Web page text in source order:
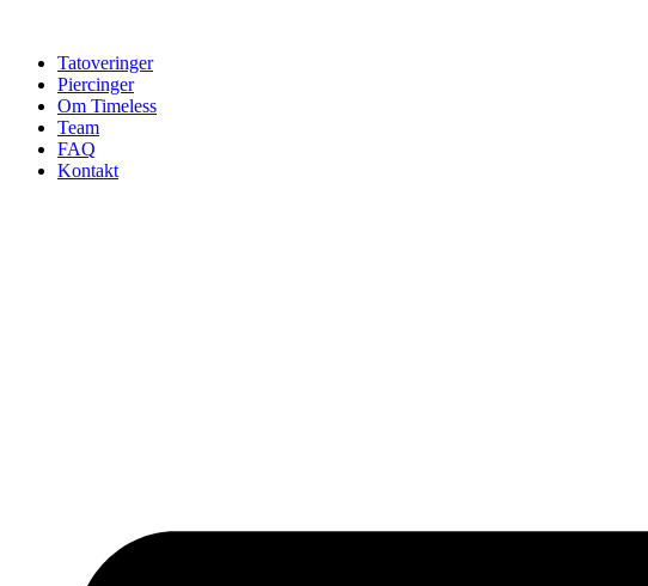
Tatoveringer
Piercinger
Om Timeless
Team
FAQ
Kontakt